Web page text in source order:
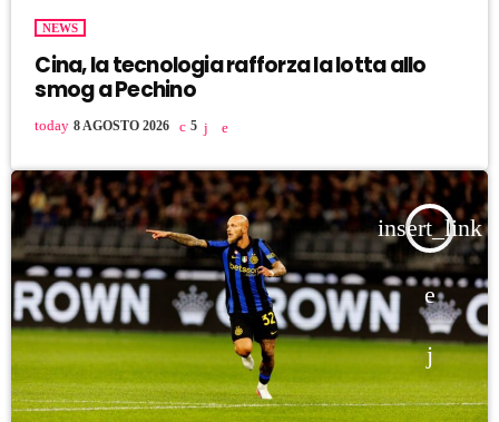
NEWS
Cina, la tecnologia rafforza la lotta allo
smog a Pechino
today 8 AGOSTO 2026 5
insert_link